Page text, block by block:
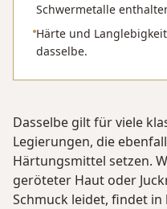
Schwermetalle
Härte und
dasselbe.
Dasselbe gilt für viele
Legierungen, die
Härtungsmittel setzen.
geröteter Haut oder
Schmuck leidet, findet